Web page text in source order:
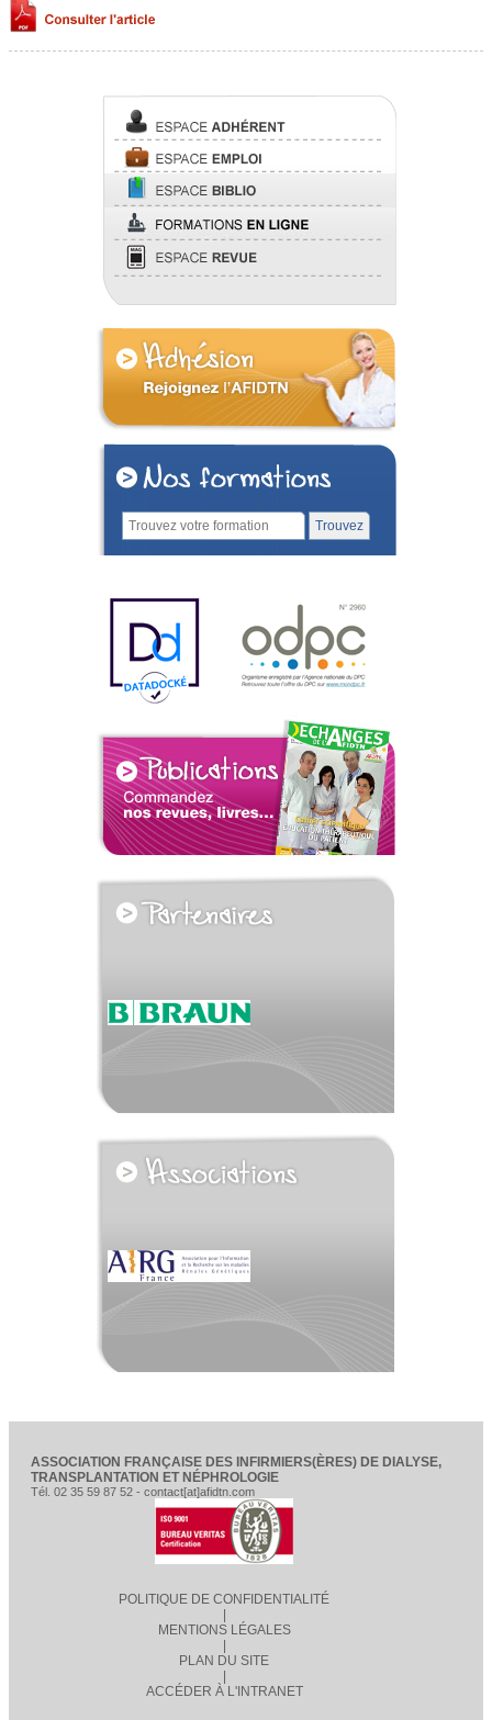
voir tous les partenaires
ASSOCIATION FRANÇAISE DES INFIRMIERS(ÈRES) DE DIALYSE,
TRANSPLANTATION ET NÉPHROLOGIE
Tél. 02 35 59 87 52 - contact[at]afidtn.com
POLITIQUE DE CONFIDENTIALITÉ
MENTIONS LÉGALES
PLAN DU SITE
ACCÉDER À L'INTRANET